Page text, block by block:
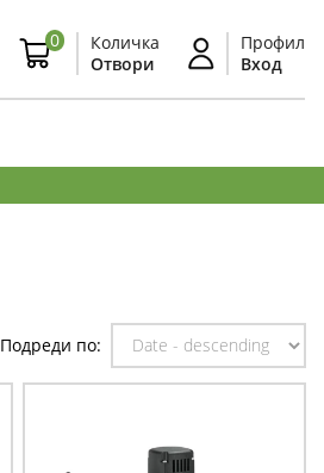
0
Количка
Отвори
Профил
Вход
Подреди по: